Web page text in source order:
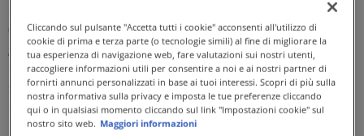
ritmi ultracircadiani, come le risposte fotoperiodiche
(risposte stagionali alle variazioni di durata della luce
giornaliera). Viene prodotta nell’organismo con un ritmo
circadiano: lo stimolo luminoso alla retina ne inibisce la
secrezione mentre il buio invece ne stimola il rilascio. La
melatonina contribuisce allariduzione del tempo
richiesto per prendere sonno. L’effetto benefico si
Cliccando sul pulsante "Accetta tutti i cookie" acconsenti all'utilizzo di
cookie di prima e terza parte (o tecnologie simili) al fine di migliorare la
tua esperienza di navigazione web, fare valutazioni sui nostri utenti,
raccogliere informazioni utili per consentire a noi e ai nostri partner di
fornirti annunci personalizzati in base ai tuoi interessi. Scopri di più sulla
nostra informativa sulla privacy e imposta le tue preferenze cliccando
qui o in qualsiasi momento cliccando sul link "Impostazioni cookie" sul
nostro sito web. Maggiori informazioni